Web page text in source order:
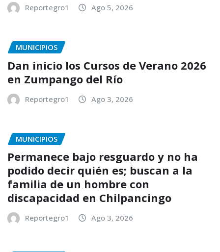
Reportegro1 Ago 5, 2026
MUNICIPIOS
Dan inicio los Cursos de Verano 2026
en Zumpango del Río
Reportegro1 Ago 3, 2026
MUNICIPIOS
Permanece bajo resguardo y no ha
podido decir quién es; buscan a la
familia de un hombre con
discapacidad en Chilpancingo
Reportegro1 Ago 3, 2026